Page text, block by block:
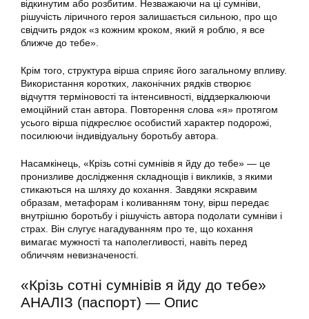
відкинутим або розбитим. Незважаючи на ці сумніви,
рішучість ліричного героя залишається сильною, про що
свідчить рядок «з кожним кроком, який я роблю, я все
ближче до тебе».
Крім того, структура вірша сприяє його загальному впливу.
Використання коротких, лаконічних рядків створює
відчуття терміновості та інтенсивності, віддзеркалюючи
емоційний стан автора. Повторення слова «я» протягом
усього вірша підкреслює особистий характер подорожі,
посилюючи індивідуальну боротьбу автора.
Насамкінець, «Крізь сотні сумнівів я йду до тебе» — це
пронизливе дослідження складнощів і викликів, з якими
стикаються на шляху до кохання. Завдяки яскравим
образам, метафорам і коливанням тону, вірш передає
внутрішню боротьбу і рішучість автора подолати сумніви і
страх. Він слугує нагадуванням про те, що кохання
вимагає мужності та наполегливості, навіть перед
обличчям невизначеності.
«Крізь сотні сумнівів я йду до тебе»
АНАЛІЗ (паспорт) — Опис